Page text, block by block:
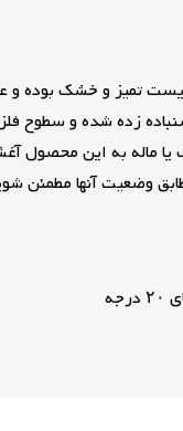
تمیز و خشک بوده و
زده شده و سطوح
به این محصول
وضعیت آنها مطمئن